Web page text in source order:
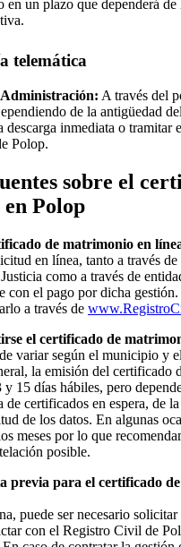
un plazo que dependerá de
telemática
A través del
de la antigüedad
descarga inmediata o tramitar
Polop.
sobre el
Polop
de matrimonio en
en línea, tanto a través
como a través de
con el pago por dicha
a través de
el certificado de
variar según el municipio y
la emisión del certificado
15 días hábiles, pero
certificados en espera, de
de los datos. En algunas
meses por lo que
posible.
previa para el certificado de
puede ser necesario
con el Registro Civil de